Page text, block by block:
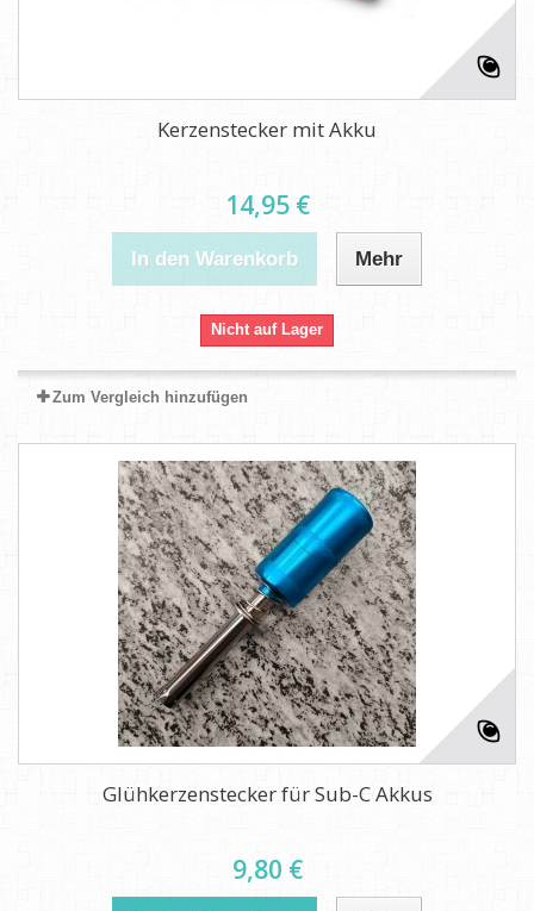
Kerzenstecker mit Akku
14,95 €
In den Warenkorb Mehr
Nicht auf Lager
Zum Vergleich hinzufügen
Glühkerzenstecker für Sub-C Akkus
9,80 €